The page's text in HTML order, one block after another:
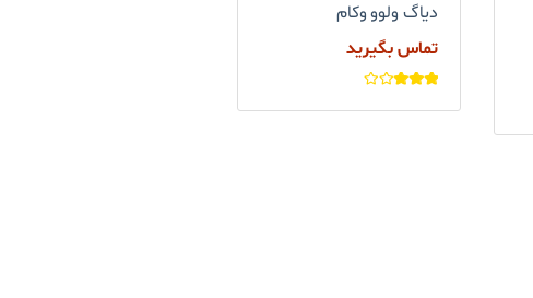
دیاگ ولوو وکام
تماس بگیرید
3.00از